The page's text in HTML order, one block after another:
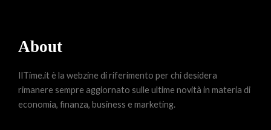
About
IlTime.it è la webzine di riferimento per chi desidera
rimanere sempre aggiornato sulle ultime novità in materia di
economia, finanza, business e marketing.